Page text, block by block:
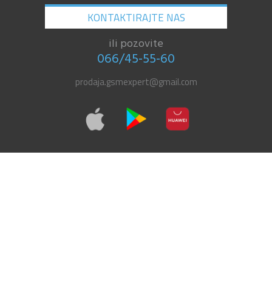
KONTAKTIRAJTE NAS
ili pozovite
066/45-55-60
prodaja.gsmexpert@gmail.com